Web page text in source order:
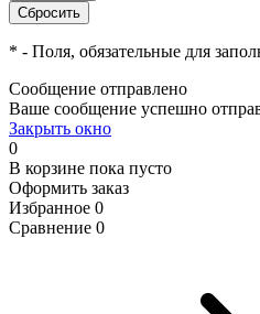
* - Поля, обязательные для
Сообщение отправлено
Ваше сообщение успешно
Закрыть окно
0
В корзине пока пусто
Оформить заказ
Избранное 0
Сравнение 0